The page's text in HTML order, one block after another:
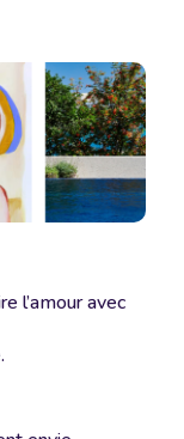
l’amour avec